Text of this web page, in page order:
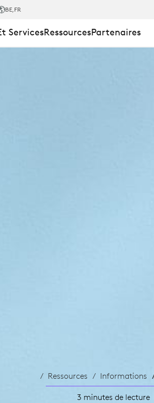
BE,FR
ServicesRessourcesPartenaires
Ressources Informations
3 minutes de lecture